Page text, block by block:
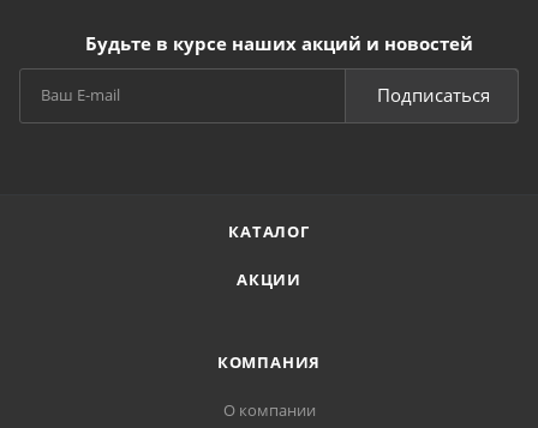
Будьте в курсе наших акций и новостей
Подписаться
КАТАЛОГ
АКЦИИ
КОМПАНИЯ
О компании